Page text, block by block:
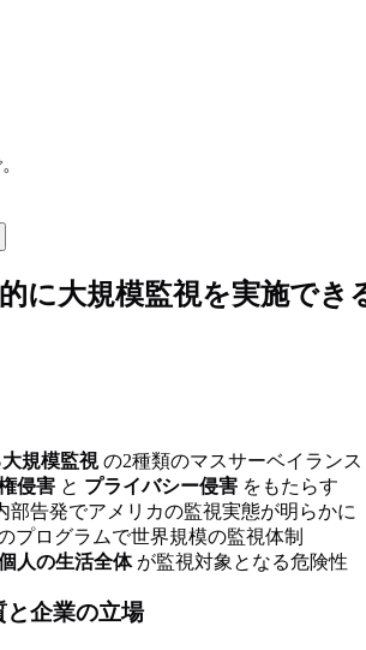
に大規模監視を実施でき
規模監視の2種類のマスサーベイランス
侵害 と プライバシー侵害 をもたらす
部告発でアメリカの監視実態が明らかに
プログラムで世界規模の監視体制
人の生活全体が監視対象となる危険性
と企業の立場